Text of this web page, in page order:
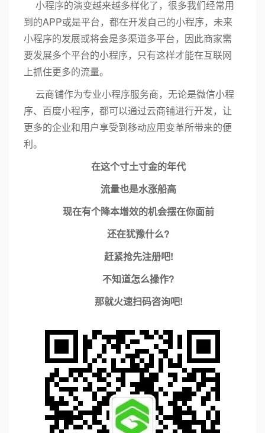
小程序的演变越来越多样化了，很多我们经常用
到的APP或是平台，都在开发自己的小程序，未来
小程序的发展或将会是多渠道多平台，因此商家需
要发展多个平台的小程序，只有这样才能在互联网
上抓住更多的流量。
云商铺作为专业小程序服务商，无论是微信小程
序、百度小程序，都可以通过云商铺进行开发，让
更多的企业和用户享受到移动应用变革所带来的便
利。
在这个寸土寸金的年代
流量也是水涨船高
现在有个降本增效的机会摆在你面前
还在犹豫什么?
赶紧抢先注册吧!
不知道怎么操作?
那就火速扫码咨询吧!